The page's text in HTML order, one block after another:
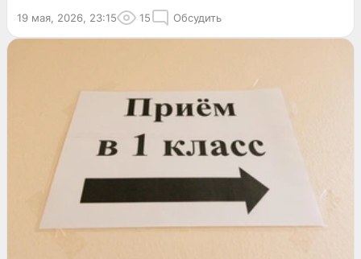
19 мая, 2026, 23:15 15 Обсудить